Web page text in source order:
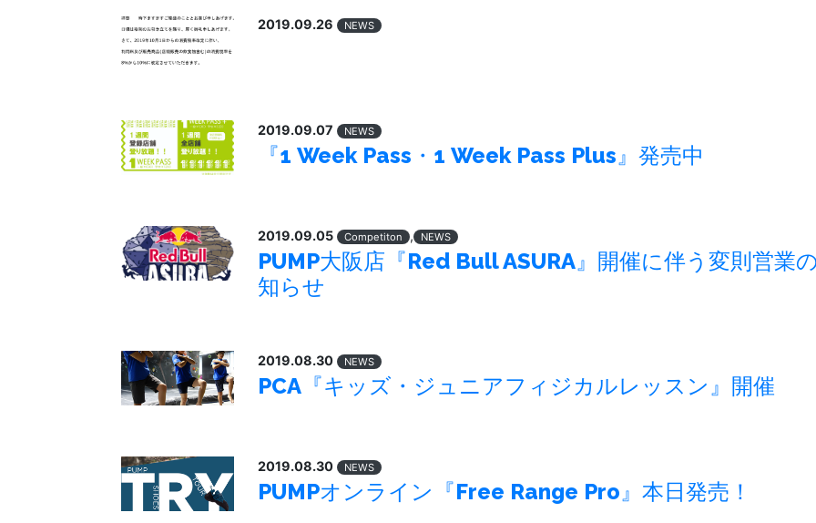
2019.09.26 NEWS
2019.09.07 NEWS
『1 Week Pass・1 Week Pass Plus』発売中
2019.09.05 Competiton , NEWS
PUMP大阪店『Red Bull ASURA』開催に伴う変則営業
知らせ
2019.08.30 NEWS
PCA『キッズ・ジュニアフィジカルレッスン』開催
2019.08.30 NEWS
PUMPオンライン『Free Range Pro』本日発売！